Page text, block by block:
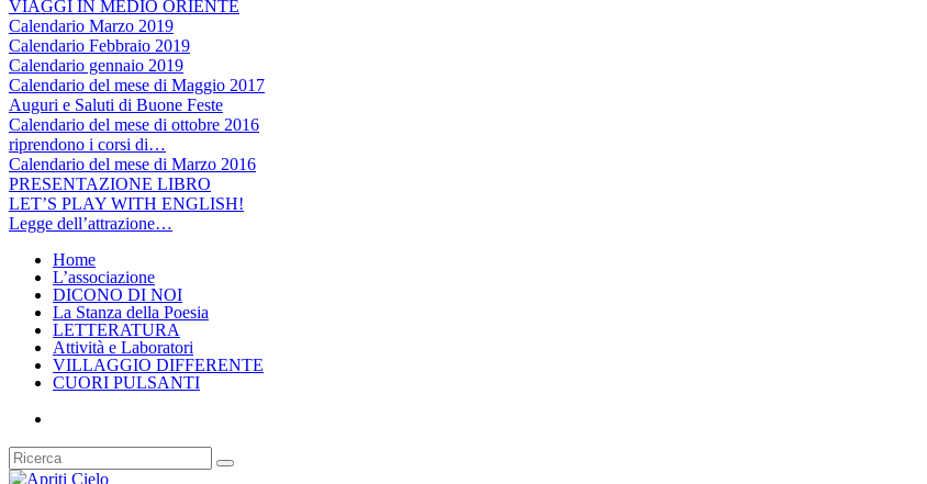
VIAGGI IN MEDIO ORIENTE
Calendario Marzo 2019
Calendario Febbraio 2019
Calendario gennaio 2019
Calendario del mese di Maggio 2017
Auguri e Saluti di Buone Feste
Calendario del mese di ottobre 2016
riprendono i corsi di…
Calendario del mese di Marzo 2016
PRESENTAZIONE LIBRO
LET’S PLAY WITH ENGLISH!
Legge dell’attrazione…
Home
L’associazione
DICONO DI NOI
La Stanza della Poesia
LETTERATURA
Attività e Laboratori
VILLAGGIO DIFFERENTE
CUORI PULSANTI